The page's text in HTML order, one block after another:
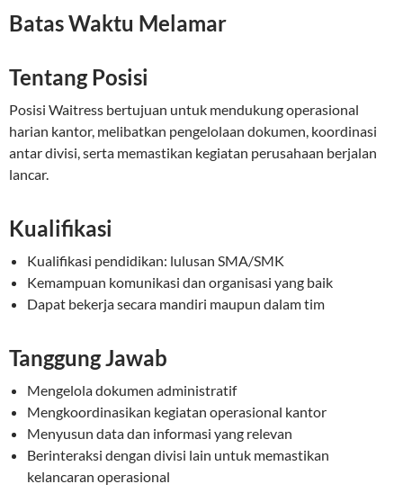
Batas Waktu Melamar
Tentang Posisi
Posisi Waitress bertujuan untuk mendukung operasional
harian kantor, melibatkan pengelolaan dokumen, koordinasi
antar divisi, serta memastikan kegiatan perusahaan berjalan
lancar.
Kualifikasi
Kualifikasi pendidikan: lulusan SMA/SMK
Kemampuan komunikasi dan organisasi yang baik
Dapat bekerja secara mandiri maupun dalam tim
Tanggung Jawab
Mengelola dokumen administratif
Mengkoordinasikan kegiatan operasional kantor
Menyusun data dan informasi yang relevan
Berinteraksi dengan divisi lain untuk memastikan
kelancaran operasional